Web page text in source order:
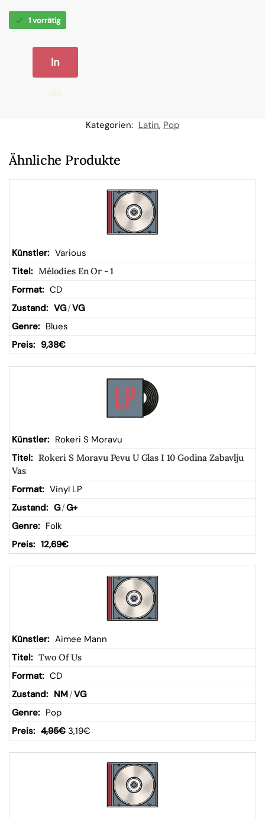
1 vorrätig
In
W
kor
b
Kategorien: Latin, Pop
Ähnliche Produkte
Various
Mélodies En Or - 1
CD
VG/VG
Blues
9,38€
Rokeri S Moravu
Rokeri S Moravu Pevu U Glas I 10 Godina Zabavlju
Vas
Vinyl LP
G/G+
Folk
12,69€
Aimee Mann
Two Of Us
CD
NM/VG
Pop
4,95€ 3,19€